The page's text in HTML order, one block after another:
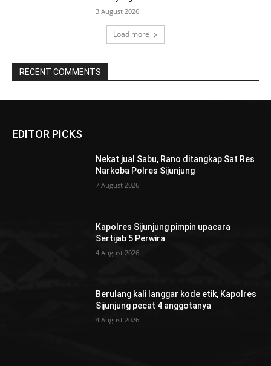
3 August 2026
Load more
RECENT COMMENTS
EDITOR PICKS
Nekat jual Sabu, Rano ditangkap Sat Res
Narkoba Polres Sijunjung
7 August 2026
Kapolres Sijunjung pimpin upacara
Sertijab 5 Perwira
4 August 2026
Berulang kali langgar kode etik, Kapolres
Sijunjung pecat 4 anggotanya
4 August 2026